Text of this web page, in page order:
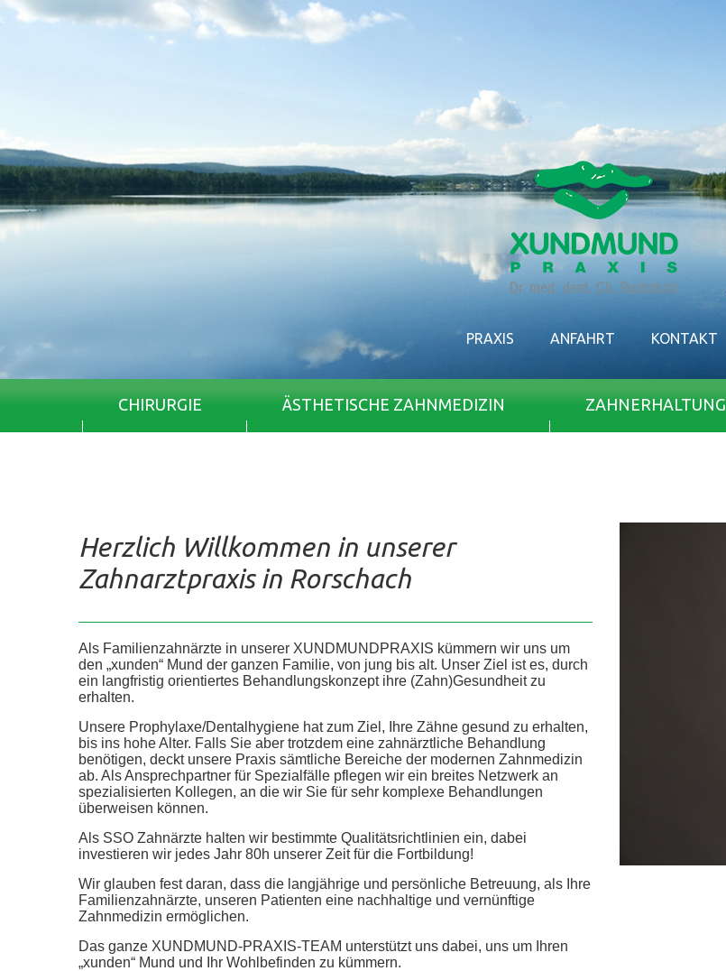
PRAXIS ANFAHRT KONTAKT
CHIRURGIE ÄSTHETISCHE ZAHNMEDIZIN ZAHNERHALTUNG
Herzlich Willkommen in unserer
Zahnarztpraxis in Rorschach
Als Familienzahnärzte in unserer XUNDMUNDPRAXIS kümmern wir uns um
den „xunden“ Mund der ganzen Familie, von jung bis alt. Unser Ziel ist es, durch
ein langfristig orientiertes Behandlungskonzept ihre (Zahn)Gesundheit zu
erhalten.
Unsere Prophylaxe/Dentalhygiene hat zum Ziel, Ihre Zähne gesund zu erhalten,
bis ins hohe Alter. Falls Sie aber trotzdem eine zahnärztliche Behandlung
benötigen, deckt unsere Praxis sämtliche Bereiche der modernen Zahnmedizin
ab. Als Ansprechpartner für Spezialfälle pflegen wir ein breites Netzwerk an
spezialisierten Kollegen, an die wir Sie für sehr komplexe Behandlungen
überweisen können.
Als SSO Zahnärzte halten wir bestimmte Qualitätsrichtlinien ein, dabei
investieren wir jedes Jahr 80h unserer Zeit für die Fortbildung!
Wir glauben fest daran, dass die langjährige und persönliche Betreuung, als Ihre
Familienzahnärzte, unseren Patienten eine nachhaltige und vernünftige
Zahnmedizin ermöglichen.
Das ganze XUNDMUND-PRAXIS-TEAM unterstützt uns dabei, uns um Ihren
„xunden“ Mund und Ihr Wohlbefinden zu kümmern.